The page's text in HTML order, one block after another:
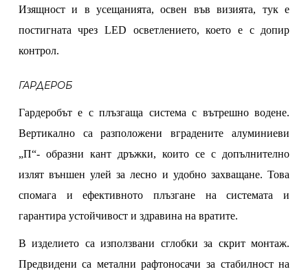
Изящност и в усещанията, освен във визията, тук е
постигната чрез LED осветлението, което е с
допир
контрол.
ГАРДЕРОБ
Гардеробът е с плъзгаща система с вътрешно водене.
Вертикално са разположени вградените алуминиеви
„П“- образни кант дръжки, които се с допълнително
излят външен улей за лесно и удобно захващане. Това
спомага и ефективното плъзгане на системата и
гарантира устойчивост и здравина на вратите.
В изделието са използвани сглобки за скрит монтаж.
Предвидени са метални рафтоносачи за стабилност на